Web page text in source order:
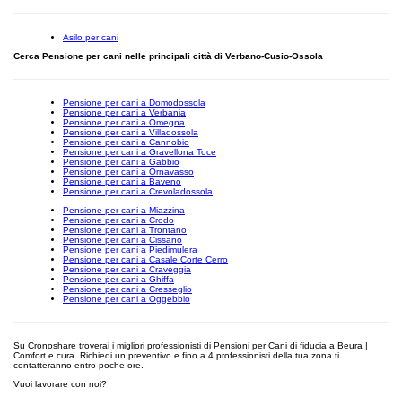
Asilo per cani
Cerca Pensione per cani nelle principali città di Verbano-Cusio-Ossola
Pensione per cani a Domodossola
Pensione per cani a Verbania
Pensione per cani a Omegna
Pensione per cani a Villadossola
Pensione per cani a Cannobio
Pensione per cani a Gravellona Toce
Pensione per cani a Gabbio
Pensione per cani a Ornavasso
Pensione per cani a Baveno
Pensione per cani a Crevoladossola
Pensione per cani a Miazzina
Pensione per cani a Crodo
Pensione per cani a Trontano
Pensione per cani a Cissano
Pensione per cani a Piedimulera
Pensione per cani a Casale Corte Cerro
Pensione per cani a Craveggia
Pensione per cani a Ghiffa
Pensione per cani a Cresseglio
Pensione per cani a Oggebbio
Su Cronoshare troverai i migliori professionisti di Pensioni per Cani di fiducia a Beura |
Comfort e cura. Richiedi un preventivo e fino a 4 professionisti della tua zona ti
contatteranno entro poche ore.
Vuoi lavorare con noi?